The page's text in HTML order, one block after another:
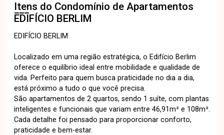
Itens do Condomínio de Apartamentos
EDIFÍCIO BERLIM
EDIFÍCIO BERLIM
Localizado em uma região estratégica, o Edifício Berlim
oferece o equilíbrio ideal entre mobilidade e qualidade de
vida. Perfeito para quem busca praticidade no dia a dia,
está próximo a tudo o que você precisa.
São apartamentos de 2 quartos, sendo 1 suíte, com plantas
inteligentes e funcionais que variam entre 46,91m² e 108m².
Cada detalhe foi pensado para proporcionar conforto,
praticidade e bem-estar.